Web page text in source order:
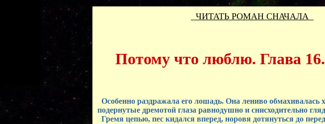
ЧИТАТЬ РОМАН СНАЧАЛА
Потому что люблю. Глава
Особенно раздражала его лошадь. Она лениво обмахивалась
подернутые дремотой глаза равнодушно и снисходительно
Гремя цепью, пес кидался вперед, норовя дотянуться до